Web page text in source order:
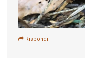
Rispondi